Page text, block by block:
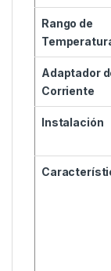
Rango de
Adaptador
Corriente
Instalación